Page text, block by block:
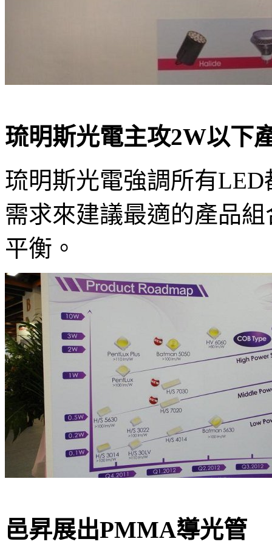
琉明斯光電主攻2W以下
琉明斯光電強調所有
需求來建議最適的產品
平衡。
邑昇展出PMMA導光管